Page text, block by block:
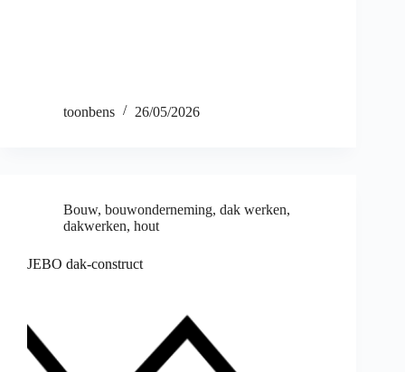
toonbens 26/05/2026
Bouw, bouwonderneming, dak werken,
dakwerken, hout
JEBO dak-construct